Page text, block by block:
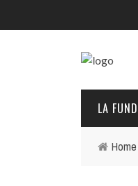
Menú Principal
LA FUNDACIÓN
LA
Home